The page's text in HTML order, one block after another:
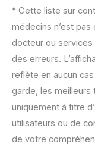
* Cette liste sur
médecins n’est
docteur ou
des erreurs.
reflète en aucun
garde, les
uniquement à titre
utilisateurs ou de
de votre